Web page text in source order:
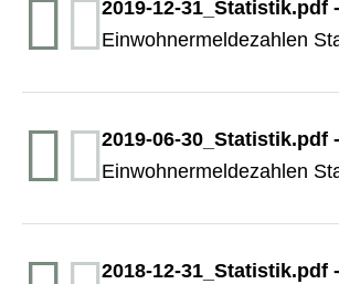
2019-12-31_Statistik.pdf -
Einwohnermeldezahlen
2019-06-30_Statistik.pdf -
Einwohnermeldezahlen
2018-12-31_Statistik.pdf -